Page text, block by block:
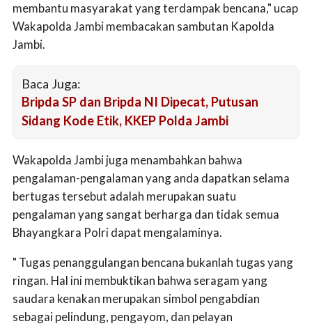
membantu masyarakat yang terdampak bencana," ucap
Wakapolda Jambi membacakan sambutan Kapolda
Jambi.
Baca Juga:
Bripda SP dan Bripda NI Dipecat, Putusan
Sidang Kode Etik, KKEP Polda Jambi
Wakapolda Jambi juga menambahkan bahwa
pengalaman-pengalaman yang anda dapatkan selama
bertugas tersebut adalah merupakan suatu
pengalaman yang sangat berharga dan tidak semua
Bhayangkara Polri dapat mengalaminya.
" Tugas penanggulangan bencana bukanlah tugas yang
ringan. Hal ini membuktikan bahwa seragam yang
saudara kenakan merupakan simbol pengabdian
sebagai pelindung, pengayom, dan pelayan